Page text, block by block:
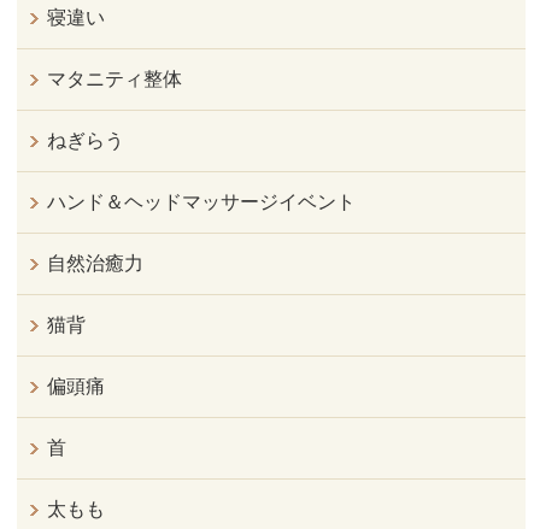
寝違い
マタニティ整体
ねぎらう
ハンド＆ヘッドマッサージイベント
自然治癒力
猫背
偏頭痛
首
太もも